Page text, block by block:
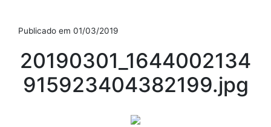
Publicado em 01/03/2019
20190301_1644002134
915923404382199.jpg